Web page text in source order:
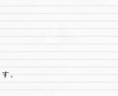
。